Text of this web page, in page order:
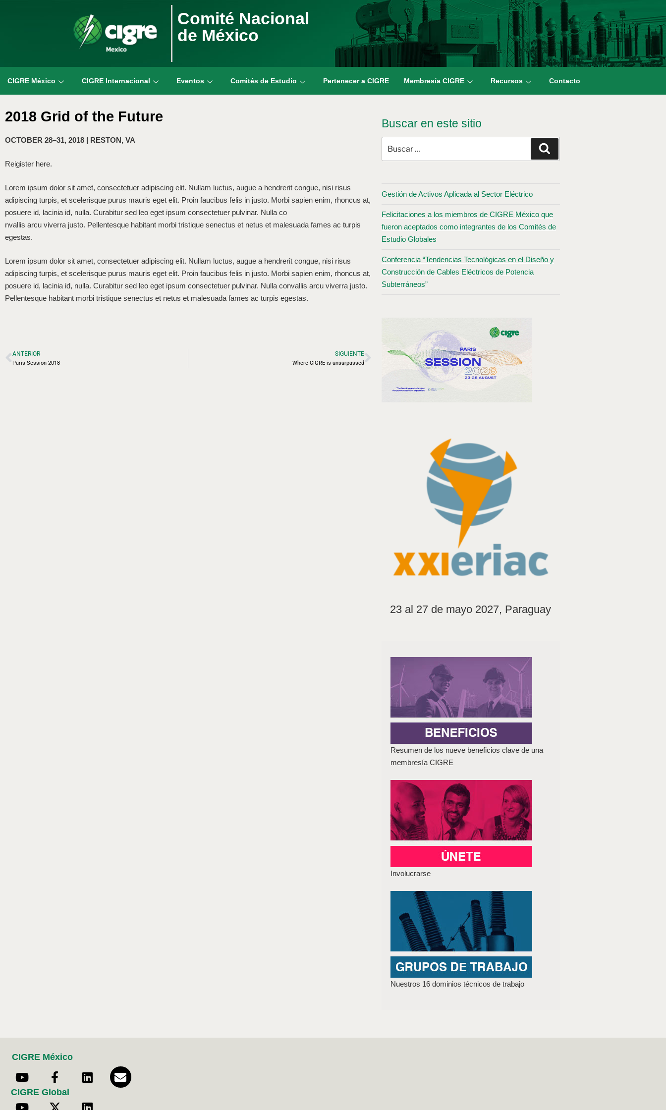
Comité Nacional
de México
CIGRE México CIGRE Internacional Eventos Comités de Estudio Pertenecer a CIGRE Membresía CIGRE Recursos Contacto
2018 Grid of the Future
OCTOBER 28–31, 2018 | RESTON, VA
Reigister here.
Lorem ipsum dolor sit amet, consectetuer adipiscing elit. Nullam luctus, augue a hendrerit congue, nisi risus
adipiscing turpis, et scelerisque purus mauris eget elit. Proin faucibus felis in justo. Morbi sapien enim, rhoncus at,
posuere id, lacinia id, nulla. Curabitur sed leo eget ipsum consectetuer pulvinar. Nulla co
nvallis arcu viverra justo. Pellentesque habitant morbi tristique senectus et netus et malesuada fames ac turpis
egestas.
Lorem ipsum dolor sit amet, consectetuer adipiscing elit. Nullam luctus, augue a hendrerit congue, nisi risus
adipiscing turpis, et scelerisque purus mauris eget elit. Proin faucibus felis in justo. Morbi sapien enim, rhoncus at,
posuere id, lacinia id, nulla. Curabitur sed leo eget ipsum consectetuer pulvinar. Nulla convallis arcu viverra justo.
Pellentesque habitant morbi tristique senectus et netus et malesuada fames ac turpis egestas.
ANTERIOR
Paris Session 2018
SIGUIENTE
Where CIGRE is unsurpassed
Buscar en este sitio
Gestión de Activos Aplicada al Sector Eléctrico
Felicitaciones a los miembros de CIGRE México que
fueron aceptados como integrantes de los Comités de
Estudio Globales
Conferencia “Tendencias Tecnológicas en el Diseño y
Construcción de Cables Eléctricos de Potencia
Subterráneos”
23 al 27 de mayo 2027, Paraguay
Resumen de los nueve beneficios clave de una
membresía CIGRE
Involucrarse
Nuestros 16 dominios técnicos de trabajo
CIGRE México
CIGRE Global